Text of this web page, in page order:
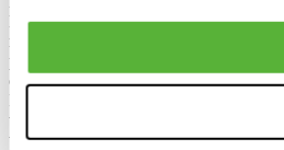
Dynamics) software; Skunk2 Racing
modular design that allows for easy
plenum volume changes through the
optional plenum spacers. In addition
Intake Manifold has undergone
testing which has led to a design that
torque and power gains well over